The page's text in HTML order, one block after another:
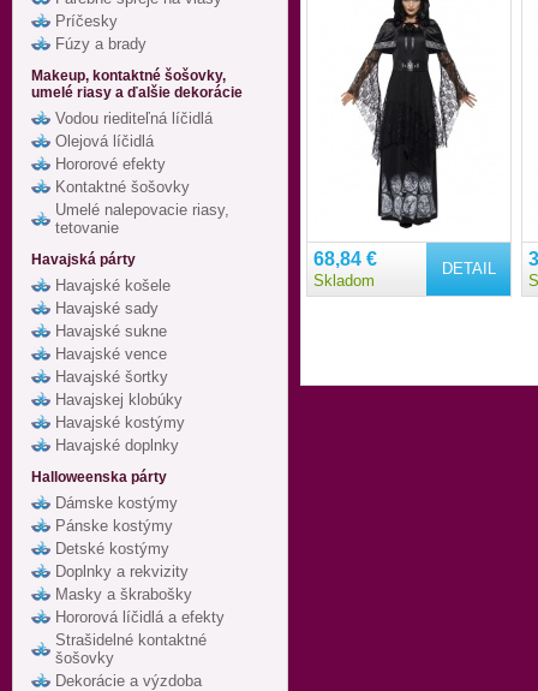
Príčesky
Fúzy a brady
Makeup, kontaktné šošovky,
umelé riasy a ďalšie dekorácie
Vodou riediteľná líčidlá
Olejová líčidlá
Hororové efekty
Kontaktné šošovky
Umelé nalepovacie riasy,
tetovanie
Havajská párty
Havajské košele
Havajské sady
Havajské sukne
Havajské vence
Havajské šortky
Havajskej klobúky
Havajské kostýmy
Havajské doplnky
Halloweenska párty
Dámske kostýmy
Pánske kostýmy
Detské kostýmy
Doplnky a rekvizity
Masky a škrabošky
Hororová líčidlá a efekty
Strašidelné kontaktné
šošovky
Dekorácie a výzdoba
DETAIL
68,84 €
Skladom